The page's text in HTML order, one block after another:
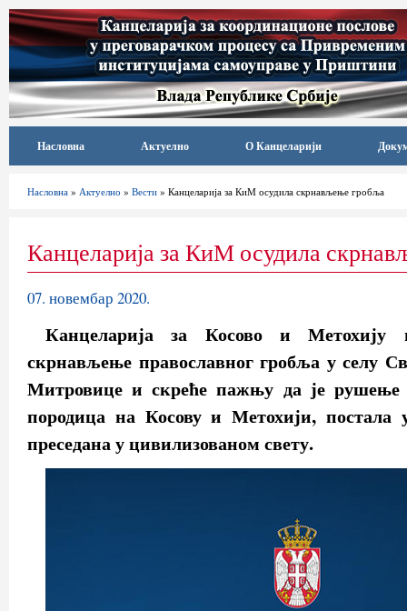
Насловна Актуелно О Канцеларији
Насловна » Актуелно » Вести » Канцеларија за КиМ осудила скрнављење гробља
Канцеларија за КиМ осудила
07. новембар 2020.
Канцеларија за Косово и Метохију
скрнављење православног гробља у селу
Митровице и скреће пажњу да је рушење
породица на Косову и Метохији, постала
преседана у цивилизованом свету.